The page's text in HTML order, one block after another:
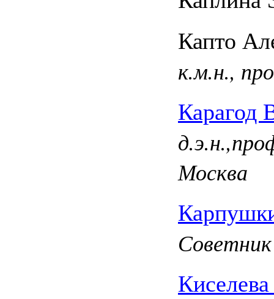
Капто
к.м.н.,
Карагод
Москва